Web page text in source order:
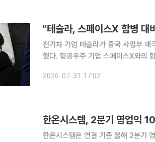
"테슬라, 스페이스X 합병 대
전기차 기업 테슬라가 중국 사업부
했다. 항공우주 기업 스페이스X와의 합병
받았다"라며 "또 테슬라 자문단은 분
2026-07-31 17:02
한온시스템, 2분기 영업익
한온시스템은 연결 기준 올해 2분기